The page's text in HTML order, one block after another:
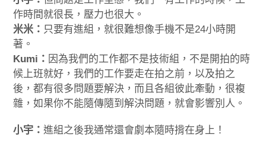
作時間就很長，壓力也很大。
米米： 只要有進組，就很難想像手機不是24小時開
著。
Kumi： 因為我們的工作都不是技術組，不是開拍的時
候上班就好，我們的工作要走在拍之前，以及拍之
後，都有很多問題要解決，而且各組彼此牽動，很複
雜，如果你不能隨傳隨到解決問題，就會影響別人。
小宇：進組之後我通常還會劇本隨時揹在身上！